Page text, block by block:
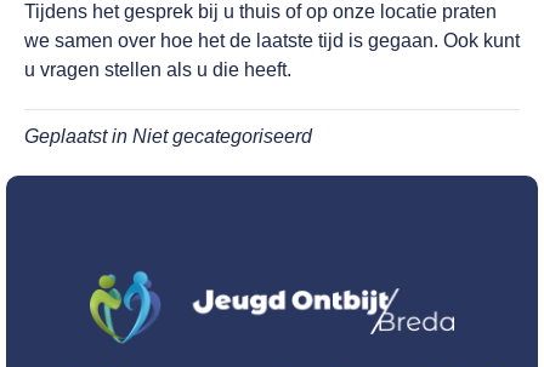
Tijdens het gesprek bij u thuis of op onze locatie praten
we samen over hoe het de laatste tijd is gegaan. Ook kunt
u vragen stellen als u die heeft.
Geplaatst in Niet gecategoriseerd